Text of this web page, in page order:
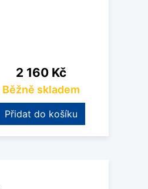
Cena
2 160 Kč
Běžně skladem
Přidat do košíku